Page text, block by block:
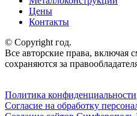
Цены
Контакты
© Copyright год.
Все авторские права, включая
сохраняются за
Политика конфиденциальности
Согласие на обработку